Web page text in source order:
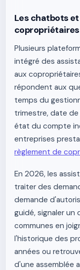
Les chatbots
copropriétaires
Plusieurs
intégré des
aux
répondent aux
temps du
trimestre, date de
état du compte
entreprises
règlement de
En 2026, les
traiter des
demande
guidé, signaler un
communes en
l'historique des
années ou
d'une assemblée